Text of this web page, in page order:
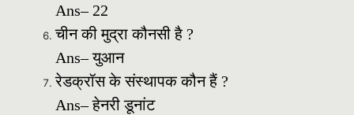
Ans– 22
चीन की मुद्रा कौनसी है ?
Ans– युआन
रेडक्रॉस के संस्थापक कौन हैं ?
Ans– हेनरी डूनांट